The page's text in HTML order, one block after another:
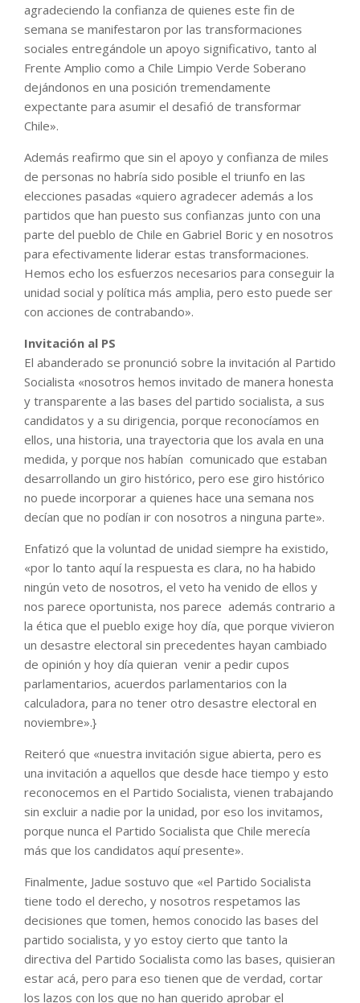
agradeciendo la confianza de quienes este fin de
semana se manifestaron por las transformaciones
sociales entregándole un apoyo significativo, tanto al
Frente Amplio como a Chile Limpio Verde Soberano
dejándonos en una posición tremendamente
expectante para asumir el desafió de transformar
Chile».
Además reafirmo que sin el apoyo y confianza de miles
de personas no habría sido posible el triunfo en las
elecciones pasadas «quiero agradecer además a los
partidos que han puesto sus confianzas junto con una
parte del pueblo de Chile en Gabriel Boric y en nosotros
para efectivamente liderar estas transformaciones.
Hemos echo los esfuerzos necesarios para conseguir la
unidad social y política más amplia, pero esto puede ser
con acciones de contrabando».
Invitación al PS
El abanderado se pronunció sobre la invitación al Partido
Socialista «nosotros hemos invitado de manera honesta
y transparente a las bases del partido socialista, a sus
candidatos y a su dirigencia, porque reconocíamos en
ellos, una historia, una trayectoria que los avala en una
medida, y porque nos habían comunicado que estaban
desarrollando un giro histórico, pero ese giro histórico
no puede incorporar a quienes hace una semana nos
decían que no podían ir con nosotros a ninguna parte».
Enfatizó que la voluntad de unidad siempre ha existido,
«por lo tanto aquí la respuesta es clara, no ha habido
ningún veto de nosotros, el veto ha venido de ellos y
nos parece oportunista, nos parece además contrario a
la ética que el pueblo exige hoy día, que porque vivieron
un desastre electoral sin precedentes hayan cambiado
de opinión y hoy día quieran venir a pedir cupos
parlamentarios, acuerdos parlamentarios con la
calculadora, para no tener otro desastre electoral en
noviembre».}
Reiteró que «nuestra invitación sigue abierta, pero es
una invitación a aquellos que desde hace tiempo y esto
reconocemos en el Partido Socialista, vienen trabajando
sin excluir a nadie por la unidad, por eso los invitamos,
porque nunca el Partido Socialista que Chile merecía
más que los candidatos aquí presente».
Finalmente, Jadue sostuvo que «el Partido Socialista
tiene todo el derecho, y nosotros respetamos las
decisiones que tomen, hemos conocido las bases del
partido socialista, y yo estoy cierto que tanto la
directiva del Partido Socialista como las bases, quisieran
estar acá, pero para eso tienen que de verdad, cortar
los lazos con los que no han querido aprobar el